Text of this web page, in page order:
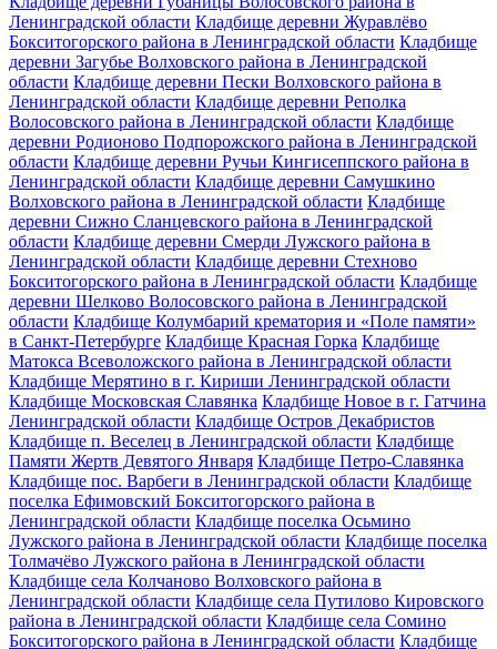
Ленинградской области Кладбище деревни Журавлёво
Бокситогорского района в Ленинградской области Кладбище
деревни Загубье Волховского района в Ленинградской
области Кладбище деревни Пески Волховского района в
Ленинградской области Кладбище деревни Реполка
Волосовского района в Ленинградской области Кладбище
деревни Родионово Подпорожского района в Ленинградской
области Кладбище деревни Ручьи Кингисеппского района в
Ленинградской области Кладбище деревни Самушкино
Волховского района в Ленинградской области Кладбище
деревни Сижно Сланцевского района в Ленинградской
области Кладбище деревни Смерди Лужского района в
Ленинградской области Кладбище деревни Стехново
Бокситогорского района в Ленинградской области Кладбище
деревни Шелково Волосовского района в Ленинградской
области Кладбище Колумбарий крематория и «Поле памяти»
в Санкт-Петербурге Кладбище Красная Горка Кладбище
Матокса Всеволожского района в Ленинградской области
Кладбище Мерятино в г. Кириши Ленинградской области
Кладбище Московская Славянка Кладбище Новое в г. Гатчина
Ленинградской области Кладбище Остров Декабристов
Кладбище п. Веселец в Ленинградской области Кладбище
Памяти Жертв Девятого Января Кладбище Петро-Славянка
Кладбище пос. Варбеги в Ленинградской области Кладбище
поселка Ефимовский Бокситогорского района в
Ленинградской области Кладбище поселка Осьмино
Лужского района в Ленинградской области Кладбище поселка
Толмачёво Лужского района в Ленинградской области
Кладбище села Колчаново Волховского района в
Ленинградской области Кладбище села Путилово Кировского
района в Ленинградской области Кладбище села Сомино
Бокситогорского района в Ленинградской области Кладбище